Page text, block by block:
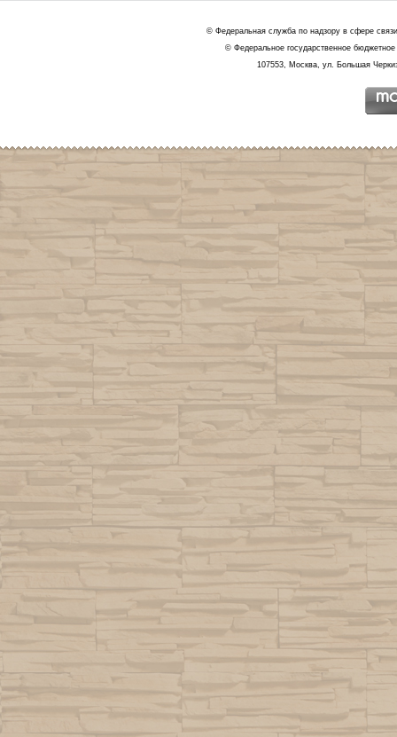
© Федеральная служба по надзору в сфере
© Федеральное государственное
107553, Москва, ул. Большая